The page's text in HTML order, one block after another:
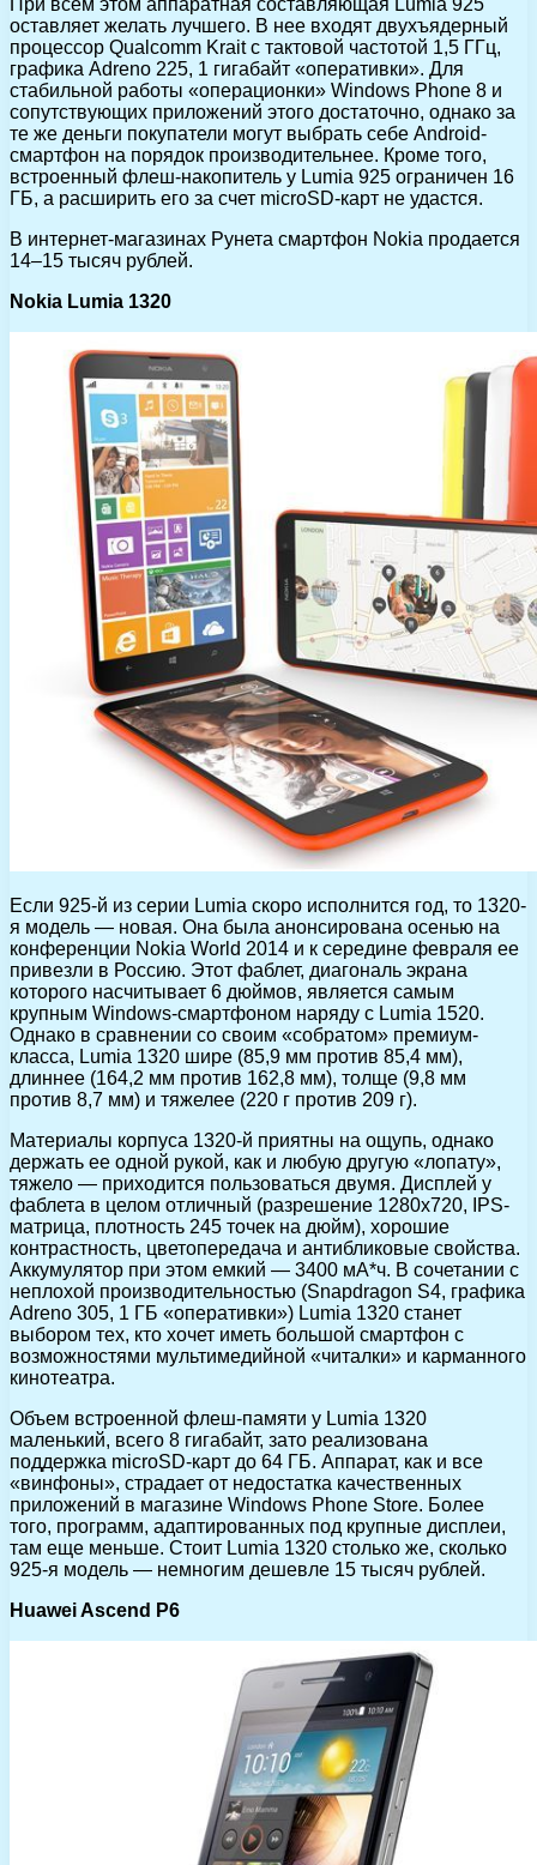
оставляет желать лучшего. В нее входят двухъядерный
процессор Qualcomm Krait с тактовой частотой 1,5 ГГц,
графика Adreno 225, 1 гигабайт «оперативки». Для
стабильной работы «операционки» Windows Phone 8 и
сопутствующих приложений этого достаточно, однако за
те же деньги покупатели могут выбрать себе Android-
смартфон на порядок производительнее. Кроме того,
встроенный флеш-накопитель у Lumia 925 ограничен 16
ГБ, а расширить его за счет microSD-карт не удастся.
В интернет-магазинах Рунета смартфон Nokia продается
14–15 тысяч рублей.
Nokia Lumia 1320
Если 925-й из серии Lumia скоро исполнится год, то 1320-
я модель — новая. Она была анонсирована осенью на
конференции Nokia World 2014 и к середине февраля ее
привезли в Россию. Этот фаблет, диагональ экрана
которого насчитывает 6 дюймов, является самым
крупным Windows-смартфоном наряду с Lumia 1520.
Однако в сравнении со своим «собратом» премиум-
класса, Lumia 1320 шире (85,9 мм против 85,4 мм),
длиннее (164,2 мм против 162,8 мм), толще (9,8 мм
против 8,7 мм) и тяжелее (220 г против 209 г).
Материалы корпуса 1320-й приятны на ощупь, однако
держать ее одной рукой, как и любую другую «лопату»,
тяжело — приходится пользоваться двумя. Дисплей у
фаблета в целом отличный (разрешение 1280х720, IPS-
матрица, плотность 245 точек на дюйм), хорошие
контрастность, цветопередача и антибликовые свойства.
Аккумулятор при этом емкий — 3400 мА*ч. В сочетании с
неплохой производительностью (Snapdragon S4, графика
Adreno 305, 1 ГБ «оперативки») Lumia 1320 станет
выбором тех, кто хочет иметь большой смартфон с
возможностями мультимедийной «читалки» и карманного
кинотеатра.
Объем встроенной флеш-памяти у Lumia 1320
маленький, всего 8 гигабайт, зато реализована
поддержка microSD-карт до 64 ГБ. Аппарат, как и все
«винфоны», страдает от недостатка качественных
приложений в магазине Windows Phone Store. Более
того, программ, адаптированных под крупные дисплеи,
там еще меньше. Стоит Lumia 1320 столько же, сколько
925-я модель — немногим дешевле 15 тысяч рублей.
Huawei Ascend P6